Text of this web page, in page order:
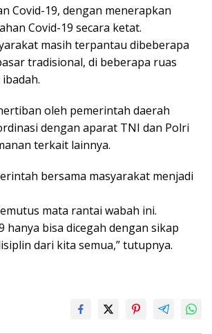
Covid-19, dengan menerapkan
Covid-19 secara ketat.
masih terpantau dibeberapa
tradisional, di beberapa ruas
oleh pemerintah daerah
dengan aparat TNI dan Polri
terkait lainnya.
bersama masyarakat menjadi
mata rantai wabah ini.
hanya bisa dicegah dengan sikap
dari kita semua,” tutupnya.